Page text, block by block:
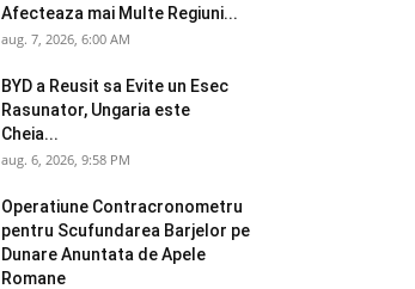
Afecteaza mai Multe Regiuni...
aug. 7, 2026, 6:00 AM
BYD a Reusit sa Evite un Esec
Rasunator, Ungaria este
Cheia...
aug. 6, 2026, 9:58 PM
Operatiune Contracronometru
pentru Scufundarea Barjelor pe
Dunare Anuntata de Apele
Romane